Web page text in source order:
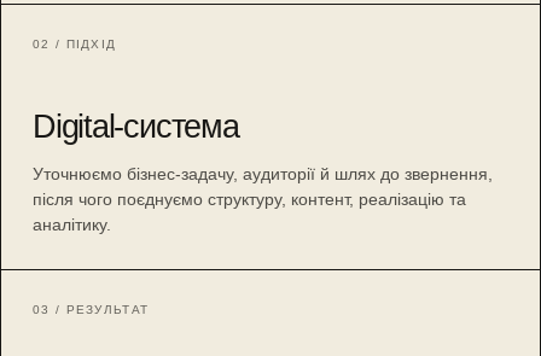
02 / ПІДХІД
Digital-система
Уточнюємо бізнес-задачу, аудиторії й шлях до звернення,
після чого поєднуємо структуру, контент, реалізацію та
аналітику.
03 / РЕЗУЛЬТАТ